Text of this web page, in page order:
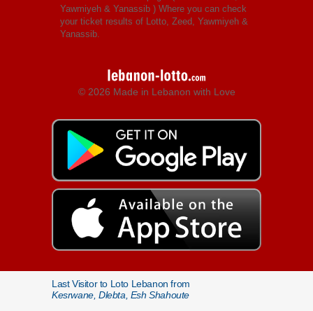
Yawmiyeh & Yanassib ) Where you can check
your ticket results of Lotto, Zeed, Yawmiyeh &
Yanassib.
© 2026 Made in Lebanon with Love
Last Visitor to Loto Lebanon from
Kesrwane, Dlebta, Esh Shahoute